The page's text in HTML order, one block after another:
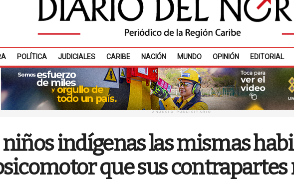
POLÍTICA JUDICIALES CARIBE NACIÓN MUNDO OPINIÓN EDITORIAL
ANUNCIO PUBLICITARIO
niños indígenas las mismas
que sus contrapartes